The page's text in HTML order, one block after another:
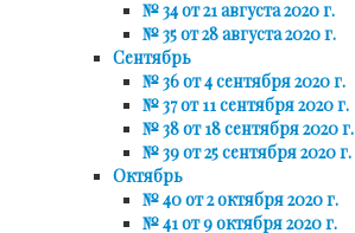
№ 34 от 21 августа 2020 г.
№ 35 от 28 августа 2020 г.
Сентябрь
№ 36 от 4 сентября 2020 г.
№ 37 от 11 сентября 2020 г.
№ 38 от 18 сентября 2020 г.
№ 39 от 25 сентября 2020 г.
Октябрь
№ 40 от 2 октября 2020 г.
№ 41 от 9 октября 2020 г.